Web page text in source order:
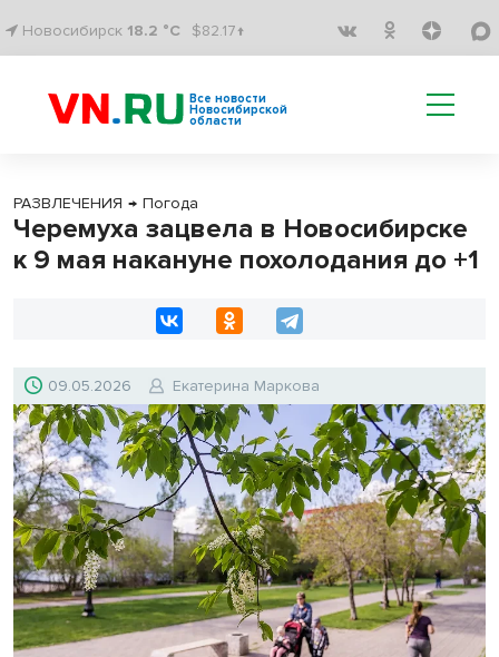
Новосибирск 18.2 °C $82.17↑
Все новости
Новосибирской
области
РАЗВЛЕЧЕНИЯ → Погода
Черемуха зацвела в Новосибирске
к 9 мая накануне похолодания до +1
09.05.2026 Екатерина Маркова